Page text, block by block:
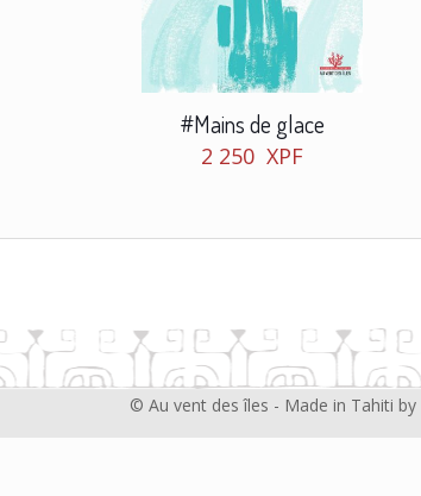
#Mains de glace
2 250 XPF
© Au vent des îles - Made in Tahiti by